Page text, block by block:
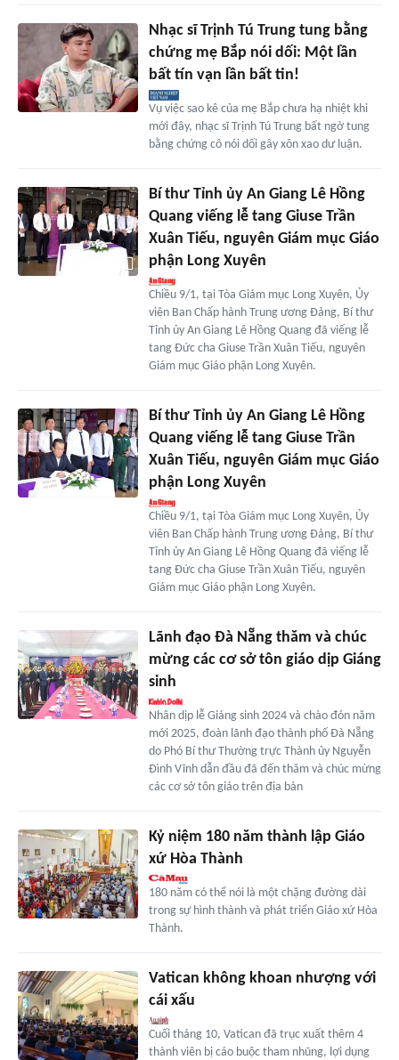
Nhạc sĩ Trịnh Tú Trung tung bằng
chứng mẹ Bắp nói dối: Một lần
bất tín vạn lần bất tin!
Vụ việc sao kê của mẹ Bắp chưa hạ nhiệt khi
mới đây, nhạc sĩ Trịnh Tú Trung bất ngờ tung
bằng chứng cô nói dối gây xôn xao dư luận.
Bí thư Tỉnh ủy An Giang Lê Hồng
Quang viếng lễ tang Giuse Trần
Xuân Tiếu, nguyên Giám mục Giáo
phận Long Xuyên
Chiều 9/1, tại Tòa Giám mục Long Xuyên, Ủy
viên Ban Chấp hành Trung ương Đảng, Bí thư
Tỉnh ủy An Giang Lê Hồng Quang đã viếng lễ
tang Đức cha Giuse Trần Xuân Tiếu, nguyên
Giám mục Giáo phận Long Xuyên.
Bí thư Tỉnh ủy An Giang Lê Hồng
Quang viếng lễ tang Giuse Trần
Xuân Tiếu, nguyên Giám mục Giáo
phận Long Xuyên
Chiều 9/1, tại Tòa Giám mục Long Xuyên, Ủy
viên Ban Chấp hành Trung ương Đảng, Bí thư
Tỉnh ủy An Giang Lê Hồng Quang đã viếng lễ
tang Đức cha Giuse Trần Xuân Tiếu, nguyên
Giám mục Giáo phận Long Xuyên.
Lãnh đạo Đà Nẵng thăm và chúc
mừng các cơ sở tôn giáo dịp Giáng
sinh
Nhân dịp lễ Giáng sinh 2024 và chào đón năm
mới 2025, đoàn lãnh đạo thành phố Đà Nẵng
do Phó Bí thư Thường trực Thành ủy Nguyễn
Đình Vĩnh dẫn đầu đã đến thăm và chúc mừng
các cơ sở tôn giáo trên địa bàn
Kỷ niệm 180 năm thành lập Giáo
xứ Hòa Thành
180 năm có thể nói là một chặng đường dài
trong sự hình thành và phát triển Giáo xứ Hòa
Thành.
Vatican không khoan nhượng với
cái xấu
Cuối tháng 10, Vatican đã trục xuất thêm 4
thành viên bị cáo buộc tham nhũng, lợi dụng